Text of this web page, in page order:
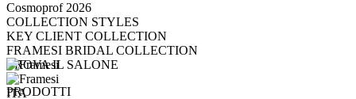
Cosmoprof 2026
COLLECTION STYLES
KEY CLIENT COLLECTION
FRAMESI BRIDAL COLLECTION
TROVA IL SALONE
PRODOTTI
ITA